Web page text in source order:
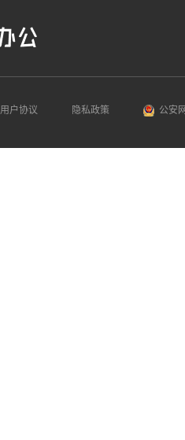
用户协议 隐私政策 公安